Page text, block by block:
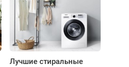
Лучшие стиральные